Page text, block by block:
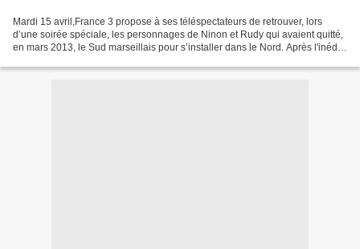
Mardi 15 avril,France 3 propose à ses téléspectateurs de retrouver, lors
d’une soirée spéciale, les personnages de Ninon et Rudy qui avaient quitté,
en mars 2013, le Sud marseillais pour s’installer dans le Nord. Après l'inédit